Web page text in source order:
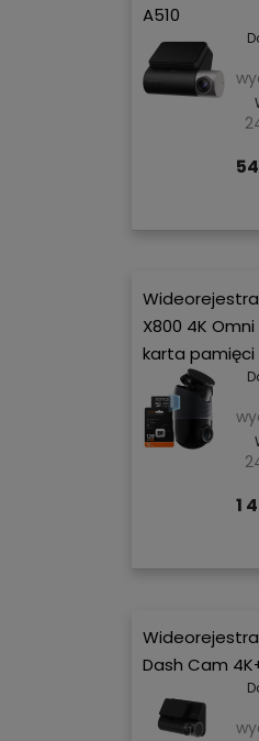
A510
X800 4K
karta pamięci
1
Dash Cam